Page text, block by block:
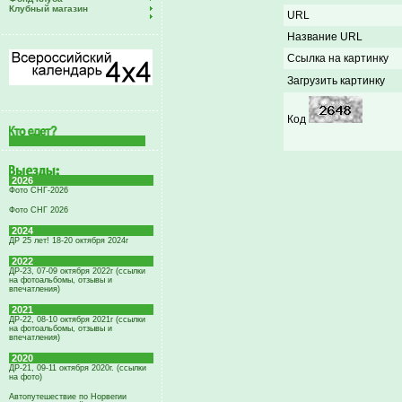
Клубный магазин
2026
Фото СНГ-2026
Фото СНГ 2026
2024
ДР 25 лет! 18-20 октября 2024г
2022
ДР-23, 07-09 октября 2022г (ссылки
на фотоальбомы, отзывы и
впечатления)
2021
ДР-22, 08-10 октября 2021г (ссылки
на фотоальбомы, отзывы и
впечатления)
2020
ДР-21, 09-11 октября 2020г. (ссылки
на фото)
Автопутешествие по Норвегии
URL
Название URL
Ссылка на картинку
Загрузить картинку
Код